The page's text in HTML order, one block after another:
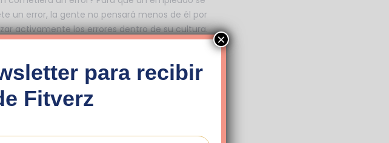
un error, la gente no pensará menos de él por
activamente los errores dentro de su cultura.
analizó a los equipos médicos en todo
que realmente vieron la mayoría de los errores
y capaz de hablar cuando ellos mismos
para recibir
Fitverz
×